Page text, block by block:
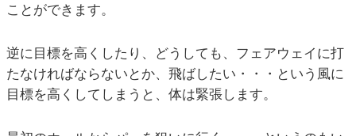
ことができます。
逆に目標を高くしたり、どうしても、フェアウェイに打
たなければならないとか、飛ばしたい・・・という風に
目標を高くしてしまうと、体は緊張します。